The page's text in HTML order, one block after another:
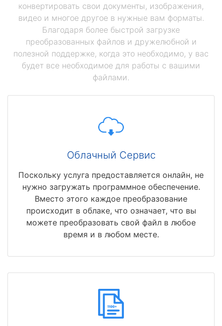
конвертировать свои документы, изображения,
видео и многое другое в нужные вам форматы.
Благодаря более быстрой загрузке
преобразованных файлов и дружелюбной и
полезной поддержке, когда это необходимо, у вас
будет все необходимое для работы с вашими
файлами.
Облачный Сервис
Поскольку услуга предоставляется онлайн, не
нужно загружать программное обеспечение.
Вместо этого каждое преобразование
происходит в облаке, что означает, что вы
можете преобразовать свой файл в любое
время и в любом месте.